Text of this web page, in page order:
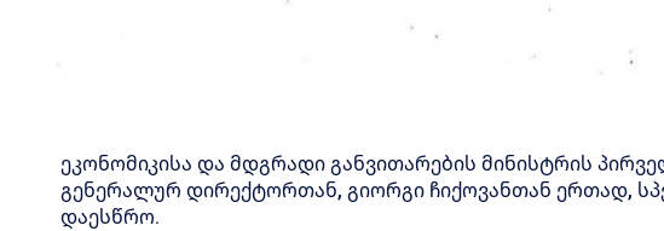
ეკონომიკისა და მდგრადი განვითარების მინისტრის
გენერალურ დირექტორთან, გიორგი ჩიქოვანთან ერთად,
დაესწრო.